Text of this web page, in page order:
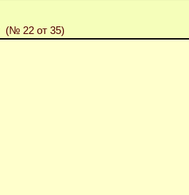
(№ 22 от 35)